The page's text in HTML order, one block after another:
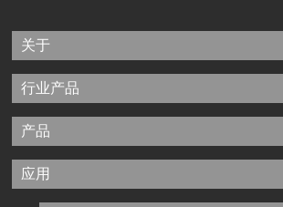
关于
行业产品
产品
应用